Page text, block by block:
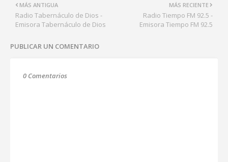
MÁS RECIENTE
Radio Tiempo FM 92.5 -
Emisora Tiempo FM 92.5
MÁS ANTIGUA
Radio Tabernáculo de Dios -
Emisora Tabernáculo de Dios
PUBLICAR UN COMENTARIO
0 Comentarios